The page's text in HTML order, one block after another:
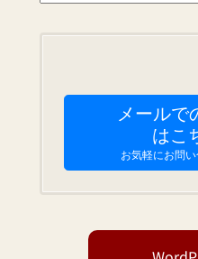
メールで
はこ
お気軽にお問い